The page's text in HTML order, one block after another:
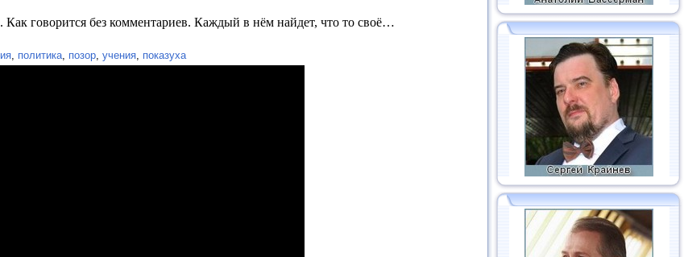
Как говорится без комментариев. Каждый в нём найдет, что то своё…
, политика, позор, учения, показуха